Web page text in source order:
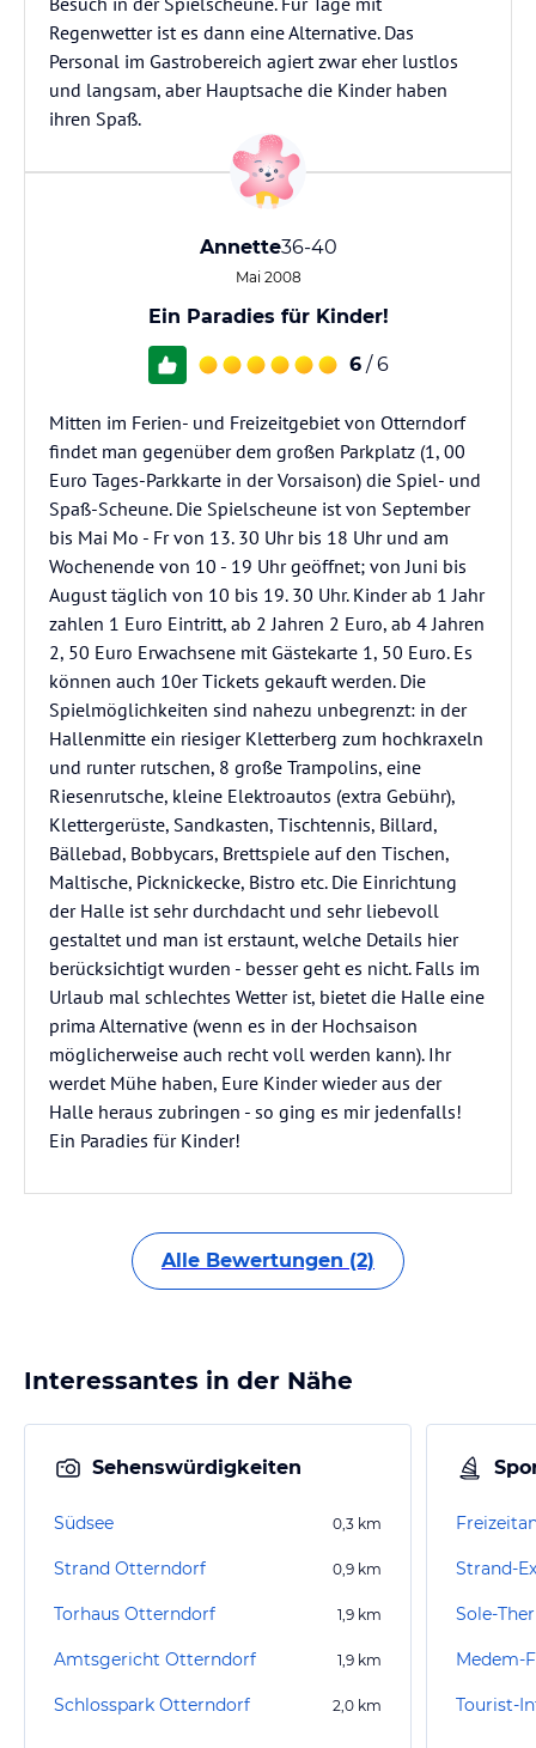
Regenwetter ist es dann eine Alternative. Das
Personal im Gastrobereich agiert zwar eher lustlos
und langsam, aber Hauptsache die Kinder haben
ihren Spaß.
Annette36-40
Mai 2008
Ein Paradies für Kinder!
6 / 6
Mitten im Ferien- und Freizeitgebiet von Otterndorf
findet man gegenüber dem großen Parkplatz (1, 00
Euro Tages-Parkkarte in der Vorsaison) die Spiel- und
Spaß-Scheune. Die Spielscheune ist von September
bis Mai Mo - Fr von 13. 30 Uhr bis 18 Uhr und am
Wochenende von 10 - 19 Uhr geöffnet; von Juni bis
August täglich von 10 bis 19. 30 Uhr. Kinder ab 1 Jahr
zahlen 1 Euro Eintritt, ab 2 Jahren 2 Euro, ab 4 Jahren
2, 50 Euro Erwachsene mit Gästekarte 1, 50 Euro. Es
können auch 10er Tickets gekauft werden. Die
Spielmöglichkeiten sind nahezu unbegrenzt: in der
Hallenmitte ein riesiger Kletterberg zum hochkraxeln
und runter rutschen, 8 große Trampolins, eine
Riesenrutsche, kleine Elektroautos (extra Gebühr),
Klettergerüste, Sandkasten, Tischtennis, Billard,
Bällebad, Bobbycars, Brettspiele auf den Tischen,
Maltische, Picknickecke, Bistro etc. Die Einrichtung
der Halle ist sehr durchdacht und sehr liebevoll
gestaltet und man ist erstaunt, welche Details hier
berücksichtigt wurden - besser geht es nicht. Falls im
Urlaub mal schlechtes Wetter ist, bietet die Halle eine
prima Alternative (wenn es in der Hochsaison
möglicherweise auch recht voll werden kann). Ihr
werdet Mühe haben, Eure Kinder wieder aus der
Halle heraus zubringen - so ging es mir jedenfalls!
Ein Paradies für Kinder!
Alle Bewertungen (2)
Interessantes in der Nähe
Sehenswürdigkeiten
Südsee 0,3 km
Strand Otterndorf 0,9 km
Torhaus Otterndorf 1,9 km
Amtsgericht Otterndorf 1,9 km
Schlosspark Otterndorf 2,0 km
Strand-
Sole-
Medem-
Tourist-